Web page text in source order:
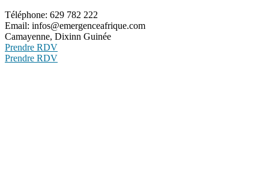
Téléphone: 629 782 222
Email: infos@emergenceafrique.com
Camayenne, Dixinn Guinée
Prendre RDV
Prendre RDV